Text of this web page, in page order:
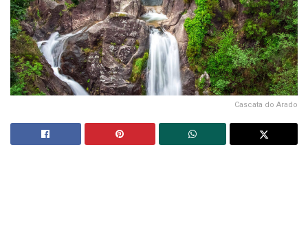
Cascata do Arado